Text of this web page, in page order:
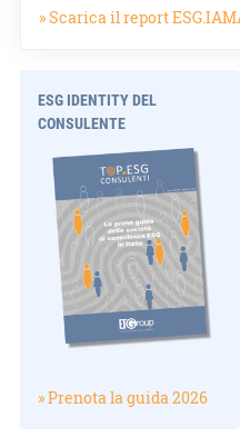
» Scarica il report
ESG IDENTITY DEL
CONSULENTE
» Prenota la guida 2026